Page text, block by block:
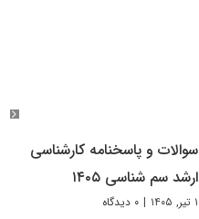
سوالات و پاسخنامه کارشناسی
ارشد سم شناسی ۱۴۰۵
۱ تیر, ۱۴۰۵ | ۰ دیدگاه